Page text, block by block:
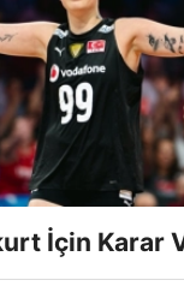
İçin Karar